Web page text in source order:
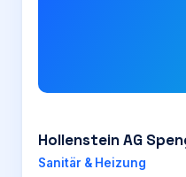
Hollenstein AG
Sanitär & Heizung